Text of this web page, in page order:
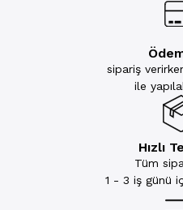
sipariş
ile
Hızlı
Tüm
1 - 3 iş günü